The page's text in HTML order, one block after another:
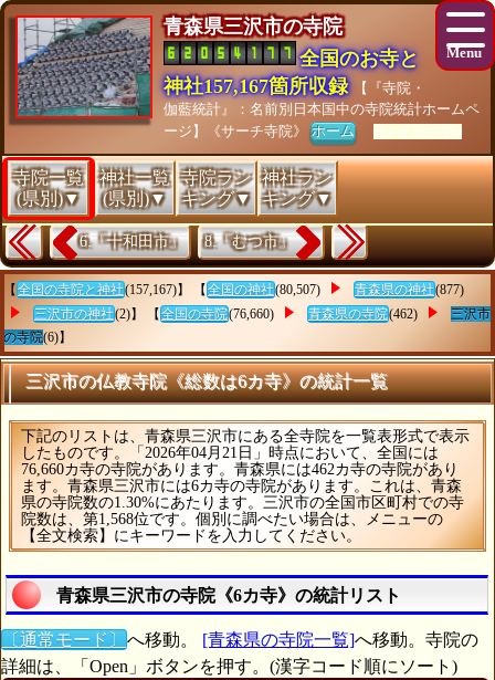
青森県三沢市の寺院
全国のお寺と
神社157,167箇所収録
【『寺院・
伽藍統計』：名前別日本国中の寺院統計ホームペ
ージ】《サーチ寺院》ホーム [As of 26/07/28]
寺院一覧
(県別)▼
神社一覧
(県別)▼
寺院ラン
キング▼
神社ラン
キング▼
6.『十和田市』 8.『むつ市』
【 全国の寺院と神社(157,167)】 【 全国の神社(80,507) 青森県の神社(877)
三沢市の神社(2)】 【 全国の寺院(76,660) 青森県の寺院(462)
三沢市
の寺院(6)】
三沢市の仏教寺院《総数は6カ寺》の統計一覧
下記のリストは、青森県三沢市にある全寺院を一覧表形式で表示
したものです。「2026年04月21日」時点において、全国には
76,660カ寺の寺院があります。青森県には462カ寺の寺院があり
ます。青森県三沢市には6カ寺の寺院があります。これは、青森
県の寺院数の1.30%にあたります。三沢市の全国市区町村での寺
院数は、第1,568位です。個別に調べたい場合は、メニューの
【全文検索】にキーワードを入力してください。
青森県三沢市の寺院《6カ寺》の統計リスト
〔通常モード〕 へ移動。 [青森県の寺院一覧]へ移動。寺院の
詳細は、「Open」ボタンを押す。(漢字コード順にソート)